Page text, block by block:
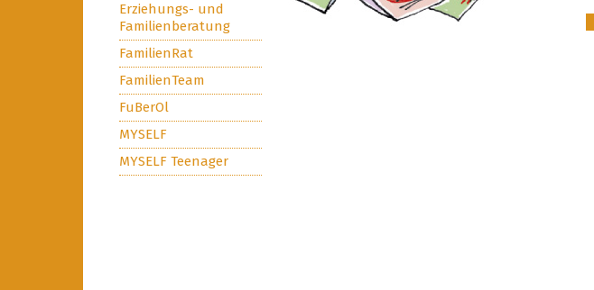
Erziehungs- und
Familienberatung
FamilienRat
FamilienTeam
FuBerOl
MYSELF
MYSELF Teenager